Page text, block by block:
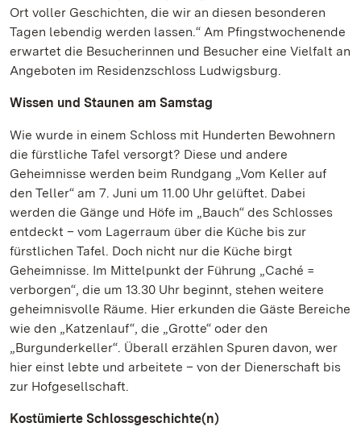
Ort voller Geschichten, die wir an diesen besonderen
Tagen lebendig werden lassen.“ Am Pfingstwochenende
erwartet die Besucherinnen und Besucher eine Vielfalt an
Angeboten im Residenzschloss Ludwigsburg.
Wissen und Staunen am Samstag
Wie wurde in einem Schloss mit Hunderten Bewohnern
die fürstliche Tafel versorgt? Diese und andere
Geheimnisse werden beim Rundgang „Vom Keller auf
den Teller“ am 7. Juni um 11.00 Uhr gelüftet. Dabei
werden die Gänge und Höfe im „Bauch“ des Schlosses
entdeckt – vom Lagerraum über die Küche bis zur
fürstlichen Tafel. Doch nicht nur die Küche birgt
Geheimnisse. Im Mittelpunkt der Führung „Caché =
verborgen“, die um 13.30 Uhr beginnt, stehen weitere
geheimnisvolle Räume. Hier erkunden die Gäste Bereiche
wie den „Katzenlauf“, die „Grotte“ oder den
„Burgunderkeller“. Überall erzählen Spuren davon, wer
hier einst lebte und arbeitete – von der Dienerschaft bis
zur Hofgesellschaft.
Kostümierte Schlossgeschichte(n)